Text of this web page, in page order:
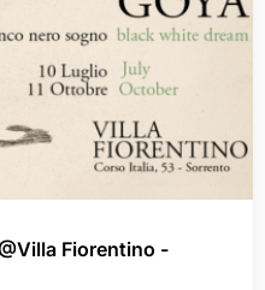
Fiorentino -